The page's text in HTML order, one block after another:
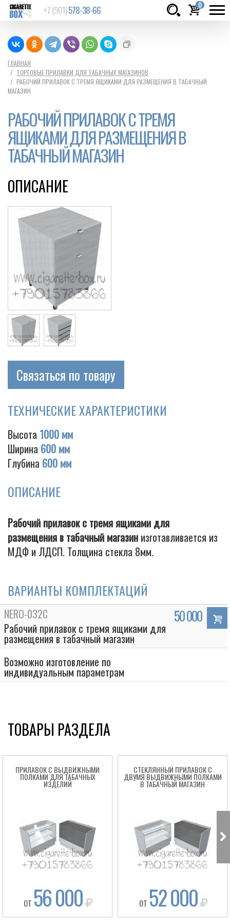
+7 (901)578-38-66 0
ГЛАВНАЯ
ТОРГОВЫЕ ПРИЛАВКИ ДЛЯ ТАБАЧНЫХ МАГАЗИНОВ
РАБОЧИЙ ПРИЛАВОК С ТРЕМЯ ЯЩИКАМИ ДЛЯ РАЗМЕЩЕНИЯ В ТАБАЧНЫЙ
МАГАЗИН
РАБОЧИЙ ПРИЛАВОК С ТРЕМЯ
ЯЩИКАМИ ДЛЯ РАЗМЕЩЕНИЯ В
ТАБАЧНЫЙ МАГАЗИН
ОПИСАНИЕ
Связаться по товару
ТЕХНИЧЕСКИЕ ХАРАКТЕРИСТИКИ
Высота 1000 мм
Ширина 600 мм
Глубина 600 мм
ОПИСАНИЕ
Рабочий прилавок с тремя ящиками для
размещения в табачный магазин изготавливается из
МДФ и ЛДСП. Толщина стекла 8мм.
ВАРИАНТЫ КОМПЛЕКТАЦИЙ
NERO-032C
Рабочий прилавок с тремя ящиками для
размещения в табачный магазин
50 000
Возможно изготовление по
индивидуальным параметрам
ТОВАРЫ РАЗДЕЛА
ПРИЛАВОК С ВЫДВИЖНЫМИ
ПОЛКАМИ ДЛЯ ТАБАЧНЫХ
ИЗДЕЛИЙ
ОТ 56 000
СТЕКЛЯННЫЙ ПРИЛАВОК С
ДВУМЯ ВЫДВИЖНЫМИ ПОЛКАМИ
В ТАБАЧНЫЙ МАГАЗИН
ОТ 52 000